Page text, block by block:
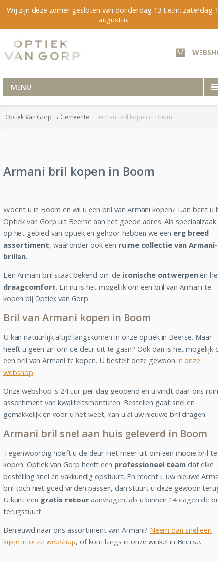
Wij zijn deze zomer gesloten van donderdag 13 t.e.m. zaterdag
augustus.
MENU
Optiek Van Gorp Gemeente Armani bril kopen in Boom
Armani bril kopen in Boom
Woont u in Boom en wil u een bril van Armani kopen? Dan bent u
Optiek van Gorp uit Beerse aan het goede adres. Als speciaalzaak
op het gebied van optiek en gehoor hebben we een erg breed
assortiment, waaronder ook een ruime collectie van Armani-
brillen.
Een Armani bril staat bekend om de iconische ontwerpen en
draagcomfort. En nu is het mogelijk om een bril van Armani te
kopen bij Optiek van Gorp.
Bril van Armani kopen in Boom
U kan natuurlijk altijd langskomen in onze optiek in Beerse. Maar
heeft u geen zin om de deur uit te gaan? Ook dan is het mogelijk
een bril van Armani te kopen. U bestelt deze gewoon in onze
webshop.
Onze webshop is 24 uur per dag geopend en u vindt daar ons
assortiment van kwaliteitsmonturen. Bestellen gaat snel en
gemakkelijk en voor u het weet, kan u al uw nieuwe bril dragen.
Armani bril snel aan huis geleverd in Boom
Tegenwoordig hoeft u de deur niet meer uit om een mooie bril te
kopen. Optiek van Gorp heeft een professioneel team dat elke
bestelling snel en vakkundig opstuurt. En mocht u uw nieuwe
bril toch niet goed vinden passen, dan stuurt u deze gewoon
U kunt een gratis retour aanvragen, als u binnen 14 dagen de
terugstuurt.
Benieuwd naar ons assortiment van Armani? Neem dan snel een
kijkje in onze webshop, of kom langs in onze winkel in Beerse.